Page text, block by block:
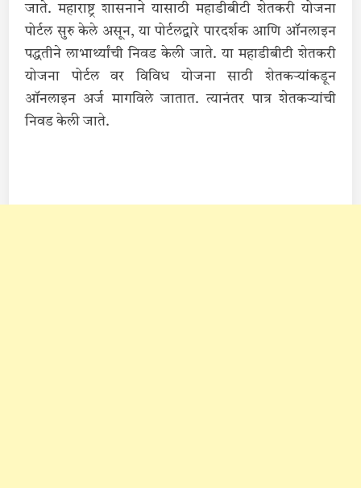
जाते. महाराष्ट्र शासनाने यासाठी महाडीबीटी शेतकरी योजना
पोर्टल सुरु केले असून, या पोर्टलद्वारे पारदर्शक आणि ऑनलाइन
पद्धतीने लाभार्थ्यांची निवड केली जाते. या महाडीबीटी शेतकरी
योजना पोर्टल वर विविध योजना साठी शेतकर्‍यांकडून
ऑनलाइन अर्ज मागविले जातात. त्यानंतर पात्र शेतकर्‍यांची
निवड केली जाते.